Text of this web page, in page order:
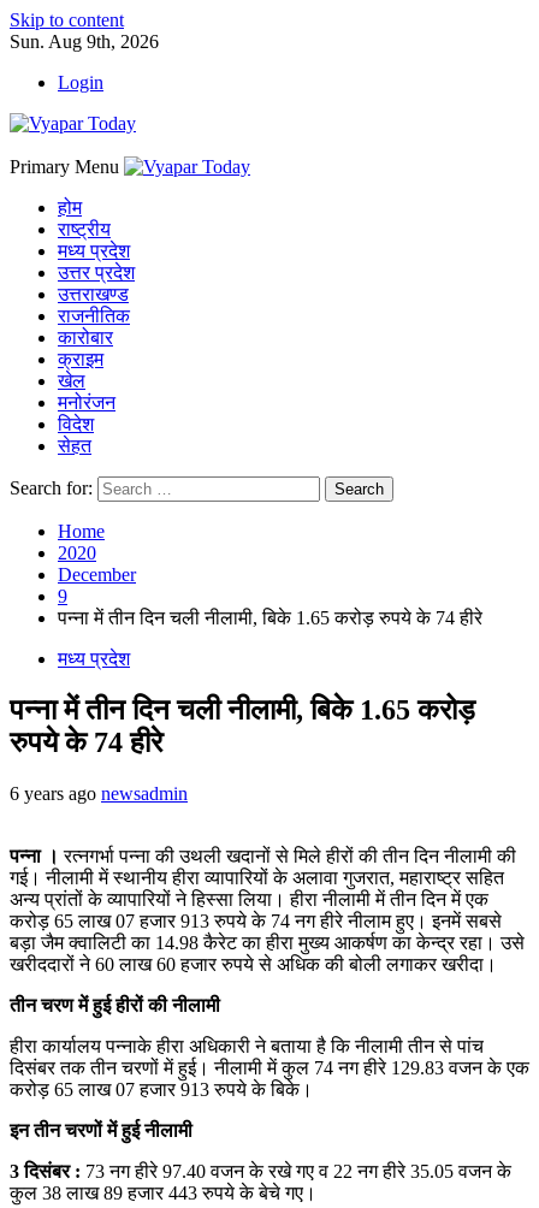
Skip to content
Sun. Aug 9th, 2026
Login
Primary Menu
होम
राष्ट्रीय
मध्य प्रदेश
उत्तर प्रदेश
उत्तराखण्ड
राजनीतिक
कारोबार
क्राइम
खेल
मनोरंजन
विदेश
सेहत
Search for:
Home
2020
December
9
पन्ना में तीन दिन चली नीलामी, बिके 1.65 करोड़ रुपये के 74 हीरे
मध्य प्रदेश
पन्ना में तीन दिन चली नीलामी, बिके 1.65 करोड़
रुपये के 74 हीरे
6 years ago newsadmin
पन्ना ।रत्नगर्भा पन्ना की उथली खदानों से मिले हीरों की तीन दिन नीलामी की
गई। नीलामी में स्थानीय हीरा व्यापारियों के अलावा गुजरात, महाराष्ट्र सहित
अन्य प्रांतों के व्यापारियों ने हिस्सा लिया। हीरा नीलामी में तीन दिन में एक
करोड़ 65 लाख 07 हजार 913 रुपये के 74 नग हीरे नीलाम हुए। इनमें सबसे
बड़ा जैम क्वालिटी का 14.98 कैरेट का हीरा मुख्य आकर्षण का केन्द्र रहा। उसे
खरीददारों ने 60 लाख 60 हजार रुपये से अधिक की बोली लगाकर खरीदा।
तीन चरण में हुई हीरों की नीलामी
हीरा कार्यालय पन्नाके हीरा अधिकारी ने बताया है कि नीलामी तीन से पांच
दिसंबर तक तीन चरणों में हुई। नीलामी में कुल 74 नग हीरे 129.83 वजन के एक
करोड़ 65 लाख 07 हजार 913 रुपये के बिके।
इन तीन चरणों में हुई नीलामी
3 दिसंबर : 73 नग हीरे 97.40 वजन के रखे गए व 22 नग हीरे 35.05 वजन के
कुल 38 लाख 89 हजार 443 रुपये के बेचे गए।